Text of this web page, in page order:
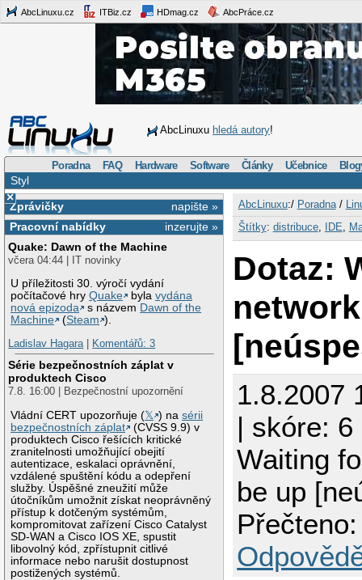
AbcLinuxu.cz ITBiz.cz HDmag.cz AbcPráce.cz
AbcLinuxu hledá autory!
Poradna FAQ Hardware Software Články Učebnice
Styl
×
napište »
Zprávičky
inzerujte »
Pracovní nabídky
Quake: Dawn of the Machine
včera 04:44 | IT novinky
U příležitosti 30. výročí vydání
počítačové hryQuake bylavydána
nová epizoda
s názvem Dawn of the
Machine
(Steam ).
Ladislav Hagara| Komentářů: 3
Série bezpečnostních záplat v
produktech Cisco
7.8. 16:00 | Bezpečnostní upozornění
Vládní CERT upozorňuje (𝕏 ) nasérii
bezpečnostních záplat
(CVSS 9.9) v
produktech Cisco řešících kritické
zranitelnosti umožňující obejití
autentizace, eskalaci oprávnění,
vzdálené spuštění kódu a odepření
služby. Úspěšné zneužití může
útočníkům umožnit získat neoprávněný
přístup k dotčeným systémům,
kompromitovat zařízení Cisco Catalyst
SD-WAN a Cisco IOS XE, spustit
libovolný kód, zpřístupnit citlivé
informace nebo narušit dostupnost
postižených systémů.
AbcLinuxu:/ Poradna/
Štítky: distribuce, IDE
Dotaz:
1.8.2007
| skóre: 6
Waiting
be up